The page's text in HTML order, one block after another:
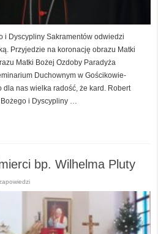
i Dyscypliny Sakramentów odwiedzi
Przyjedzie na koronację obrazu Matki
Matki Bożej Ozdoby Paradyża
Duchownym w Gościkowie-
dla nas wielka radość, że kard. Robert
i Dyscypliny …
bp. Wilhelma Pluty